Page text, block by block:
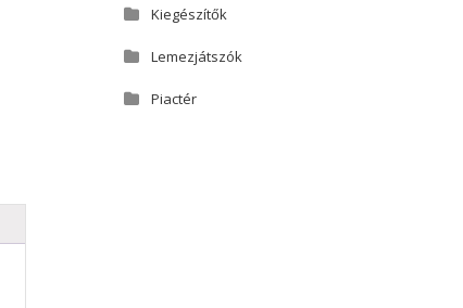
Kiegészítők
Lemezjátszók
Piactér